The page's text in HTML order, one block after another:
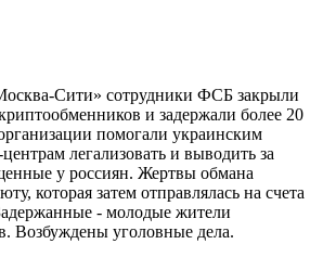
Сити» сотрудники ФСБ закрыли
и задержали более 20
помогали украинским
легализовать и выводить за
у россиян. Жертвы обмана
которая затем отправлялась на счета
- молодые жители
Возбуждены уголовные дела.